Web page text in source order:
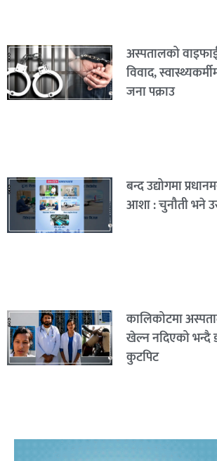
अस्पतालको
विवाद,
जना पक्राउ
बन्द उद्योगमा
आशा : चुनौती भने
कालिकोटमा
खेल्न नदिएको भन्दै
कुटपिट